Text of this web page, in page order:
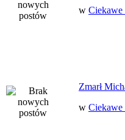
w Ciekawe
Zmarł
w Ciekawe